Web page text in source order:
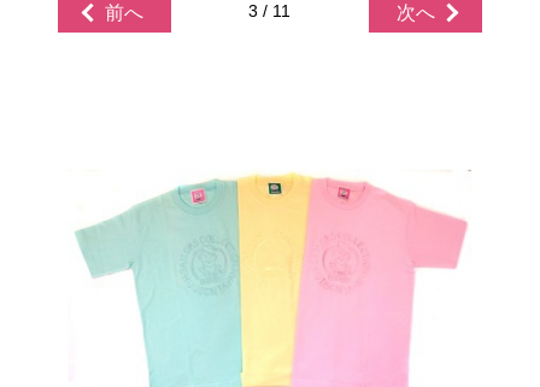
前へ 3 / 11 次へ